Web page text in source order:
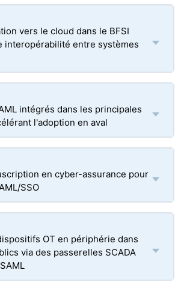
vers le cloud dans le BFSI
interopérabilité entre systèmes
intégrés dans les principales
l'adoption en aval
en cyber-assurance pour
SSO
OT en périphérie dans
via des passerelles SCADA